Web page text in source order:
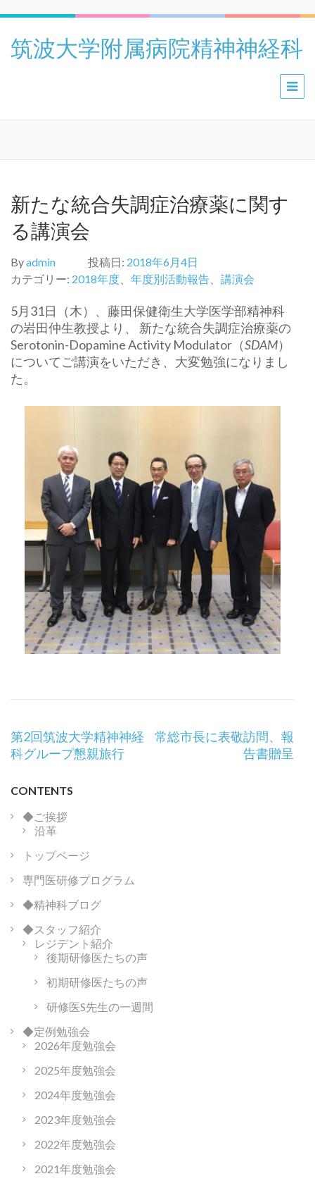
筑波大学附属病院精神神経科
新たな統合失調症治療薬に関す
る講演会
Byadmin 投稿日: 2018年6月4日
カテゴリー: 2018年度 年度別活動報告 講演会
5月31日（木）、藤田保健衛生大学医学部精神科
の岩田仲生教授より、 新たな統合失調症治療薬の
Serotonin-Dopamine Activity Modulator（SDAM）
についてご講演をいただき、大変勉強になりまし
た。
投
稿
ビ
ー
シ
ョ
ン
第2回筑波大学精神神経
科グループ懇親旅行
常総市長に表敬訪問、報
告書贈呈
CONTENTS
◆ご挨拶
沿革
トップページ
専門医研修プログラム
◆精神科ブログ
◆スタッフ紹介
レジデント紹介
後期研修医たちの声
初期研修医たちの声
研修医S先生の一週間
◆定例勉強会
2026年度勉強会
2025年度勉強会
2024年度勉強会
2023年度勉強会
2022年度勉強会
2021年度勉強会